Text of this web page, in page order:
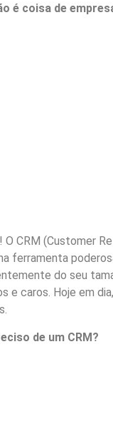
é coisa de
O CRM (Customer
ferramenta
do seu
e caros. Hoje em
de um CRM?